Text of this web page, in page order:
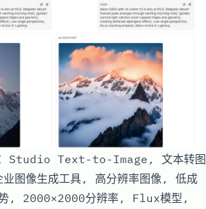
Studio Text-to-Image, 文本转图
图像生成工具, 高分辨率图像, 低成
, 2000×2000分辨率, Flux模型,